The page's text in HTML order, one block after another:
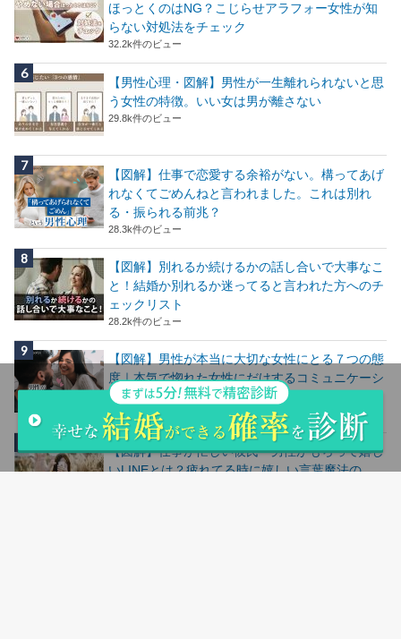
ほっとくのはNG？こじらせアラフォー女性が知
らない対処法をチェック
32.2k件のビュー
【男性心理・図解】男性が一生離れられないと思
う女性の特徴。いい女は男が離さない
29.8k件のビュー
【図解】仕事で恋愛する余裕がない。構ってあげ
れなくてごめんねと言われました。これは別れ
る・振られる前兆？
28.3k件のビュー
【図解】別れるか続けるかの話し合いで大事なこ
と！結婚か別れるか迷ってると言われた方へのチ
ェックリスト
28.2k件のビュー
【図解】男性が本当に大切な女性にとる７つの態
度｜本気で惚れた女性にだけするコミュニケーシ
ョン
24.7k件のビュー
【図解】仕事が忙しい彼氏・男性がもらって嬉し
いLINEとは？疲れてる時に嬉しい言葉魔法の